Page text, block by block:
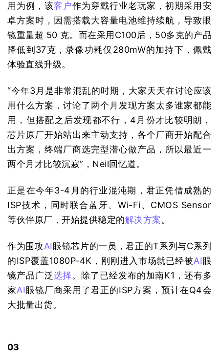
用为例，该客户作为穿戴行业老玩家，初期采用安
卓方案时，因需搭载大容量电池维持续航，导致眼
镜重量超 50 克。而在采用C100后，50多克的产品
降低到37克，录像功耗仅280mW的加持下，佩戴
体验直线升级。
“今年3月是非常混乱的时期，大家天天在讨论应该
用什么方案，讨论了两个月发现方案太多谁家都能
用，但搭配之后发现都不行，4月份才比较明朗，
芯片原厂开始站出来主动支持，各个厂商开始配合
出方案，终端厂商选完型潜心做产品，所以最近一
两个月才比较沉寂”，Neil回忆道。
正是在今年3-4月的行业混沌期，君正凭借成熟的
ISP技术，同时联合蓝牙、Wi-Fi、CMOS Sensor
等伙伴原厂，开始提供稳定的解决方案。
作为围攻AI眼镜芯片的一员，君正的T系列与C系列
的ISP覆盖1080P-4K，刚刚进入市场就已经被AI眼
镜产品广泛选择。除了已经发布的加南K1，还有多
家AI眼镜厂商采用了君正的ISP方案，预计在Q4会
大批量出货。
03